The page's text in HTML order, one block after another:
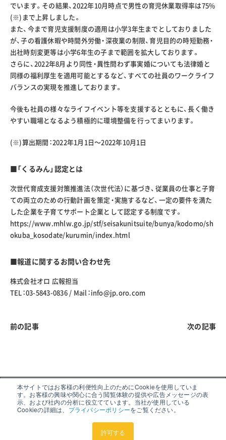
本サイトではお客様の利便性向上のためにCookieを使用していま
す。お客様の興味や関心に合う閲覧体験の提供や広告メッセージの表
示、および社内の分析に役立てています。当社が使用している
Cookieの詳細は、 プライバシーポリシーをご覧ください。
許可する
でいます。その結果、2022年10月時点で男性の育児休業取得率は75%
(※)まで上昇しました。
また、今まで育児支援制度の適用は小学3年生までとしておりました
が、子の看護休暇や時間外労働・深夜業の制限、育児目的の時短勤務・
出社時刻変更等は小学6年生の子まで範囲を拡大しております。
さらに、2022年8月より同性・異性問わず事実婚についても法律婚と
同様の福利厚生を適用可能とするなど、すべての社員のワークライフ
バランスの実現を推進しております。
今後も社員の様々なライフイベント等を支援するとともに、長く働き
やすい職場となるよう積極的に環境整備を行ってまいります。
(※)算出期間：2022年1月1日～2022年10月1日
■「くるみん」認定とは
次世代育成支援対策推進法（次世代法）に基づき、従業員の仕事と子育
ての両立のための行動計画を策定・実施するなど、一定の要件を満た
した企業を子育てサポート企業として認定する制度です。
https://www.mhlw.go.jp/stf/seisakunitsuite/bunya/kodomo/sh
okuba_kosodate/kurumin/index.html
■報道に関するお問い合わせ先
株式会社オロ 広報担当
TEL：03-5843-0836 / Mail：info@jp.oro.com
前の記事 次の記事
サイトポリシー
プライバシーポリシー
ソーシャルメディアポリシー